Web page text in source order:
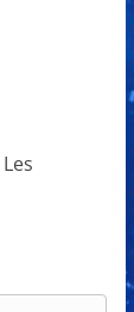
Les